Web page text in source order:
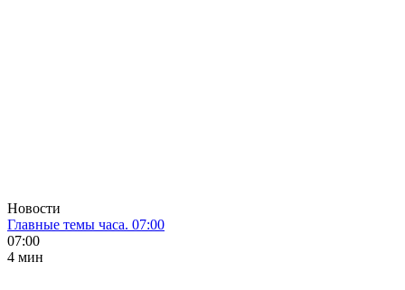
Новости
Главные темы часа. 07:00
07:00
4 мин